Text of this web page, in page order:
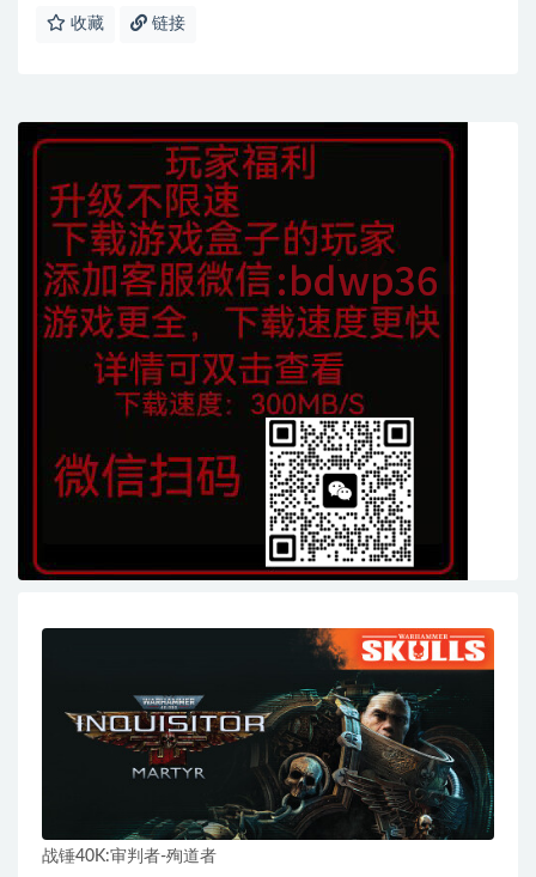
收藏 链接
战锤40K:审判者-殉道者